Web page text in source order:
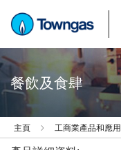
餐飲及食肆
主頁 工商業產品和應用